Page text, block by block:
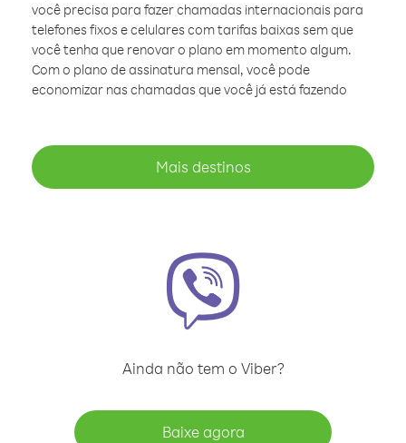
você precisa para fazer chamadas internacionais para
telefones fixos e celulares com tarifas baixas sem que
você tenha que renovar o plano em momento algum.
Com o plano de assinatura mensal, você pode
economizar nas chamadas que você já está fazendo
Mais destinos
Ainda não tem o Viber?
Baixe agora